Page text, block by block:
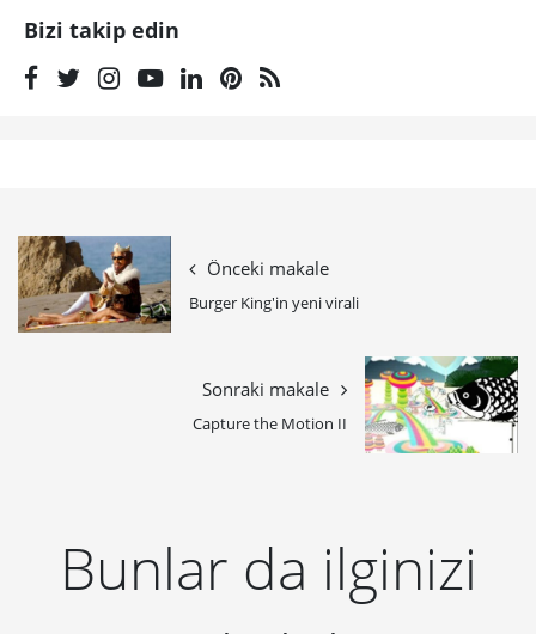
Bizi takip edin
Önceki makale
Burger King'in yeni virali
Sonraki makale
Capture the Motion II
Bunlar da ilginizi